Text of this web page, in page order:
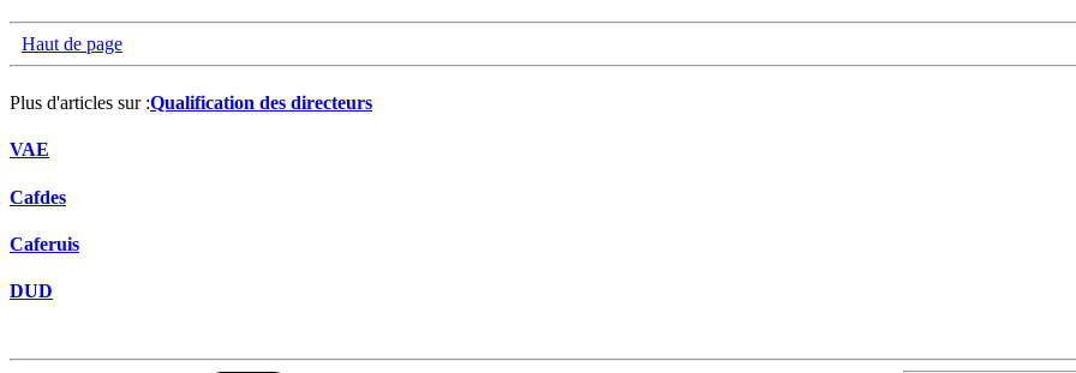
Haut de page
Plus d'articles sur :Qualification des directeurs
VAE
Cafdes
Caferuis
DUD